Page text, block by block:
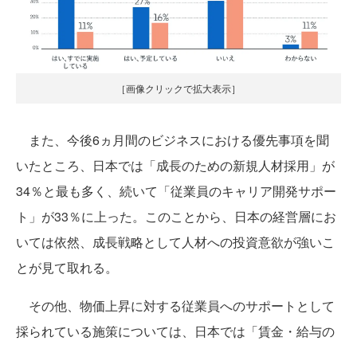
［画像クリックで拡大表示］
また、今後6ヵ月間のビジネスにおける優先事項を聞
いたところ、日本では「成長のための新規人材採用」が
34％と最も多く、続いて「従業員のキャリア開発サポー
ト」が33％に上った。このことから、日本の経営層にお
いては依然、成長戦略として人材への投資意欲が強いこ
とが見て取れる。
その他、物価上昇に対する従業員へのサポートとして
採られている施策については、日本では「賃金・給与の